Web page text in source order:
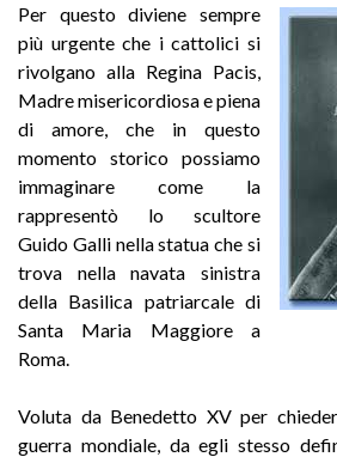
Per questo diviene sempre
più urgente che i cattolici si
rivolgano alla Regina Pacis,
Madre misericordiosa e piena
di amore, che in questo
momento storico possiamo
immaginare come la
rappresentò lo scultore
Guido Galli nella statua che si
trova nella navata sinistra
della Basilica patriarcale di
Santa Maria Maggiore a
Roma.
Voluta da Benedetto XV per
guerra mondiale, da egli stesso